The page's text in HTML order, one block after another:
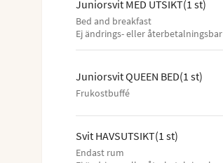
Juniorsvit MED UTSIKT(1 st)
Bed and breakfast
Ej ändrings- eller återbetalningsbar
Juniorsvit QUEEN BED(1 st)
Frukostbuffé
Svit HAVSUTSIKT(1 st)
Endast rum